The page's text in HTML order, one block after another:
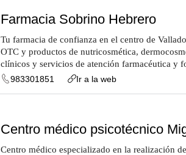
Farmacia Sobrino Hebrero
Tu farmacia de confianza en el centro de
OTC y productos de nutricosmética,
clínicos y servicios de atención farmacéutica y
983301851
Ir a la web
Centro médico psicotécnico
Centro médico especializado en la realización